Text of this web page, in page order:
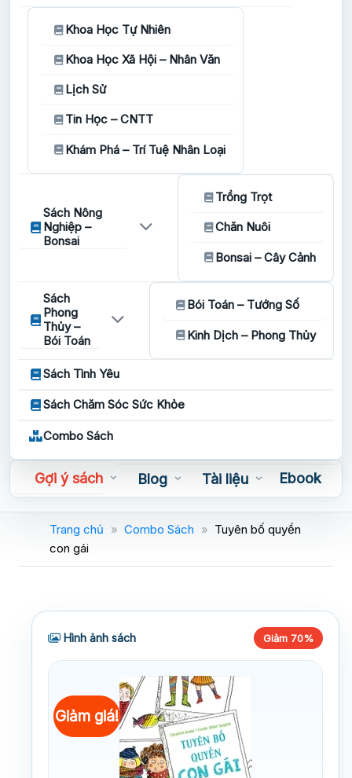
Khoa Học Tự Nhiên
Khoa Học Xã Hội – Nhân Văn
Lịch Sử
Tin Học – CNTT
Khám Phá – Trí Tuệ Nhân Loại
Sách Nông
Nghiệp –
Bonsai
Trồng Trọt
Chăn Nuôi
Bonsai – Cây Cảnh
Sách
Phong
Thủy –
Bói Toán
Bói Toán – Tướng Số
Kinh Dịch – Phong Thủy
Sách Tình Yêu
Sách Chăm Sóc Sức Khỏe
Combo Sách
Gợi ý sách Blog Tài liệu
Ebook
Sách nói
Trang chủ » Combo Sách » Tuyên bố quyền
con gái
Hình ảnh sách Giảm 70%
Giảm giá!